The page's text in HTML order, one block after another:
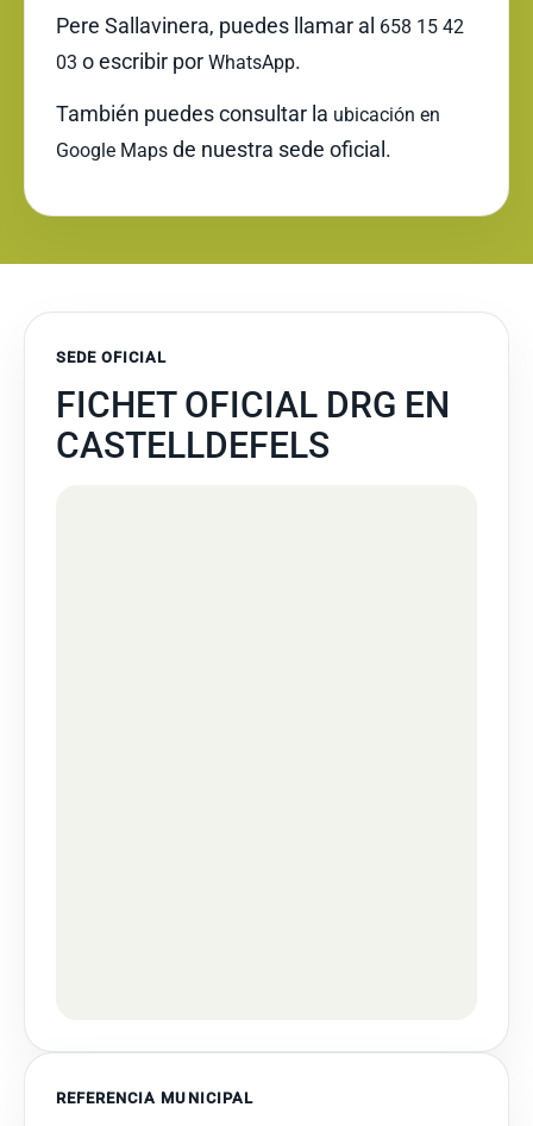
Pere Sallavinera, puedes llamar al 658 15 42
03 o escribir por WhatsApp.
También puedes consultar la ubicación en
Google Maps de nuestra sede oficial.
SEDE OFICIAL
FICHET OFICIAL DRG EN
CASTELLDEFELS
REFERENCIA MUNICIPAL